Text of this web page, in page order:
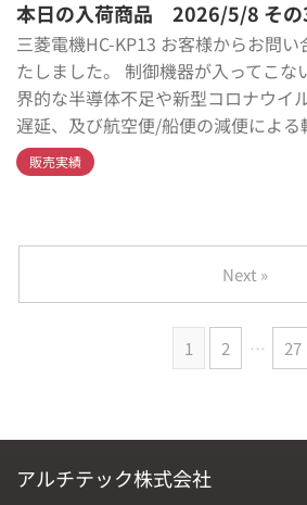
本日の入荷商品 2026/5/8 その
三菱電機HC-KP13 お客様からお問
たしました。 制御機器が入ってこな
界的な半導体不足や新型コロナウイ
遅延、及び航空便/船便の減便による
販売実績
1 2 … 27
Next »
アルチテック株式会社